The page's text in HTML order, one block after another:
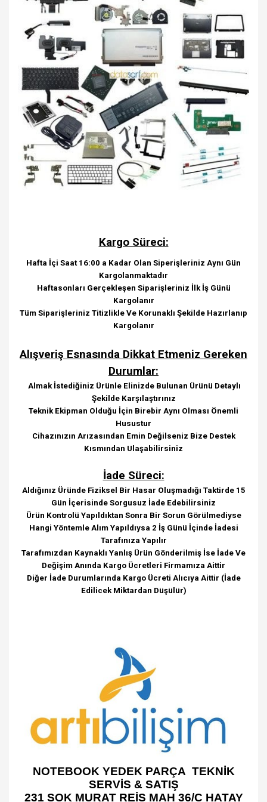
Kargo Süreci:
Hafta İçi Saat 16:00 a Kadar Olan Siperişleriniz Aynı Gün
Kargolanmaktadır
Haftasonları Gerçekleşen Siparişleriniz İlk İş Günü
Kargolanır
Tüm Siparişleriniz Titizlikle Ve Korunaklı Şekilde Hazırlanıp
Kargolanır
Alışveriş Esnasında Dikkat Etmeniz Gereken
Durumlar:
Almak İstediğiniz Ürünle Elinizde Bulunan Ürünü Detaylı
Şekilde Karşılaştırınız
Teknik Ekipman Olduğu İçin Birebir Aynı Olması Önemli
Husustur
Cihazınızın Arızasından Emin Değilseniz Bize Destek
Kısmından Ulaşabilirsiniz
İade Süreci:
Aldığınız Üründe Fiziksel Bir Hasar Oluşmadığı Taktirde 15
Gün İçerisinde Sorgusuz İade Edebilirsiniz
Ürün Kontrolü Yapıldıktan Sonra Bir Sorun Görülmediyse
Hangi Yöntemle Alım Yapıldıysa 2 İş Günü İçinde İadesi
Tarafınıza Yapılır
Tarafımızdan Kaynaklı Yanlış Ürün Gönderilmiş İse İade Ve
Değişim Anında Kargo Ücretleri Firmamıza Aittir
Diğer İade Durumlarında Kargo Ücreti Alıcıya Aittir (İade
Edilicek Miktardan Düşülür)
NOTEBOOK YEDEK PARÇA TEKNİK
SERVİS & SATIŞ
231 SOK MURAT REİS MAH 36/C HATAY